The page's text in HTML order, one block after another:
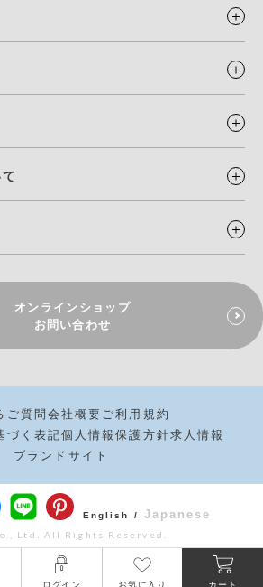
ログイン お気に入り カート
オンラインショップ
お問い合わせ
ご質問 会社概要 ご利用規約
づく表記個人情報保護方針求人情報
ブランドサイト
English / Japanese
Ltd. All Rights Reserved.